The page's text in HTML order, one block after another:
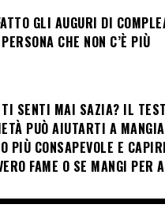
GLI AUGURI DI
CHE NON C’È PIÙ
TI SENTI MAI SAZIA? IL
PUÒ AIUTARTI A
PIÙ CONSAPEVOLE E
FAME O SE MANGI PER